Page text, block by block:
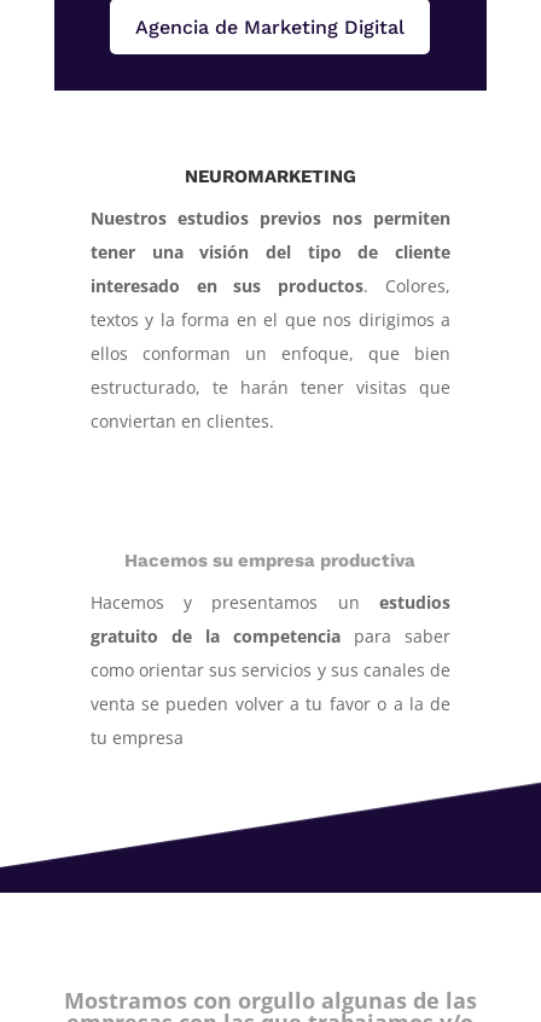
Agencia de Marketing Digital
NEUROMARKETING
Nuestros estudios previos nos permiten
tener una visión del tipo de cliente
interesado en sus productos. Colores,
textos y la forma en el que nos dirigimos a
ellos conforman un enfoque, que bien
estructurado, te harán tener visitas que
conviertan en clientes.
Hacemos su empresa productiva
Hacemos y presentamos unestudios
gratuito de la competencia para saber
como orientar sus servicios y sus canales de
venta se pueden volver a tu favor o a la de
tu empresa
Mostramos con orgullo algunas de las